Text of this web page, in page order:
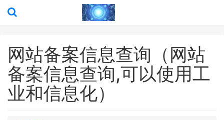
网站备案信息查询（网站
备案信息查询,可以使用工
业和信息化）